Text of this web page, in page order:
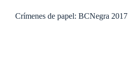
Crímenes de papel: BCNegra 2017